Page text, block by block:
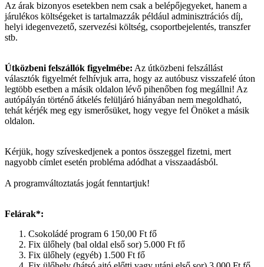
Az árak bizonyos esetekben nem csak a belépőjegyeket, hanem a
járulékos költségeket is tartalmazzák például adminisztrációs díj,
helyi idegenvezető, szervezési költség, csoportbejelentés, transzfer
stb.
Útközbeni felszállók figyelmébe: Az útközbeni felszállást
választók figyelmét felhívjuk arra, hogy az autóbusz visszafelé úton
legtöbb esetben a másik oldalon lévő pihenőben fog megállni! Az
autópályán történő átkelés felüljáró hiányában nem megoldható,
tehát kérjék meg egy ismerősüket, hogy vegye fel Önöket a másik
oldalon.
Kérjük, hogy szíveskedjenek a pontos összeggel fizetni, mert
nagyobb címlet esetén probléma adódhat a visszaadásból.
A programváltoztatás jogát fenntartjuk!
Felárak*:
Csokoládé program 6 150,00 Ft fő
Fix ülőhely (bal oldal első sor) 5.000 Ft fő
Fix ülőhely (egyéb) 1.500 Ft fő